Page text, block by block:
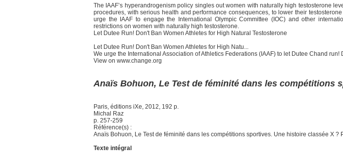
The IAAF’s hyperandrogenism policy singles out women with naturally high testosterone
procedures, with serious health and performance consequences, to lower their
urge the IAAF to engage the International Olympic Committee (IOC) and other
restrictions on women with naturally high testosterone.
Let Dutee Run! Don't Ban Women Athletes for High Natural Testosterone
Let Dutee Run! Don't Ban Women Athletes for High Natu...
We urge the International Association of Athletics Federations (IAAF) to let Dutee Chand
View on www.change.org
Anaïs Bohuon, Le Test de féminité dans les compétitions
Paris, éditions iXe, 2012, 192 p.
Michal Raz
p. 257-259
Référence(s) :
Anaïs Bohuon, Le Test de féminité dans les compétitions sportives. Une histoire classée X ?
Texte intégral